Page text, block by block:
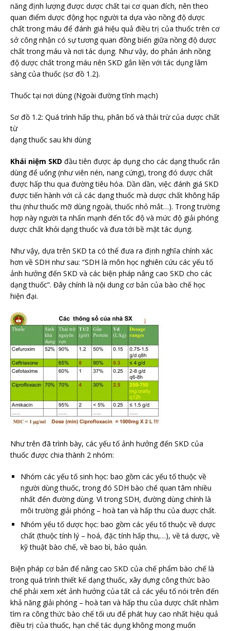
năng định lượng được dược chất tại cơ quan đích, nên theo
quan điểm dược động học người ta dựa vào nồng độ dược
chất trong máu để đánh giá hiệu quả điều trị của thuốc trên cơ
sở công nhận có sự tương quan đồng biến giữa nồng độ dược
chất trong máu và nơi tác dụng. Như vậy, do phản ánh nồng
độ dược chất trong máu nên SKD gắn liền với tác dụng lâm
sàng của thuốc (sơ đồ 1.2).
Thuốc tại nơi dùng (Ngoài đường tĩnh mạch)
Sơ đồ 1.2: Quá trình hấp thu, phân bố và thải trừ của dược chất
từ
dạng thuốc sau khi dùng
Khái niệm SKD đầu tiên được áp dụng cho các dạng thuốc rắn
dùng để uống (như viên nén, nang cứng), trong đó dược chất
được hấp thu qua đường tiêu hóa. Dần dần, việc đánh giá SKD
được tiến hành với cả các dạng thuốc mà dược chất không hấp
thu (như thuốc mỡ dùng ngoài, thuốc nhỏ mắt…). Trong trường
hợp này người ta nhấn mạnh đến tốc độ và mức độ giải phóng
dược chất khỏi dạng thuốc và đưa tới bề mặt tác dụng.
Như vậy, dựa trên SKD ta có thể đưa ra định nghĩa chính xác
hơn về SDH như sau: “SDH là môn học nghiên cứu các yếu tố
ảnh hưởng đến SKD và các biện pháp nâng cao SKD cho các
dạng thuốc”. Đây chính là nội dung cơ bản của bào chế học
hiện đại.
Như trên đã trình bày, các yếu tố ảnh hưởng đến SKD của
thuốc được chia thành 2 nhóm:
Nhóm các yếu tố sinh học: bao gồm các yếu tố thuộc về
người dùng thuốc, trong đó SDH bào chế quan tâm nhiều
nhất đến đường dùng. Vì trong SDH, đường dùng chính là
môi trường giải phóng – hoà tan và hấp thu của duợc chất.
Nhóm yếu tố dược học: bao gồm các yếu tố thuộc về dược
chất (thuộc tính lý – hoá, đặc tính hấp thu,…), về tá dược, về
kỹ thuật bào chế, về bao bì, bảo quản.
Biện pháp cơ bản để nâng cao SKD của chế phẩm bào chế là
trong quá trình thiết kế dạng thuốc, xây dựng công thức bào
chế phải xem xét ảnh hưởng của tất cả các yếu tố nói trên đến
khả năng giải phóng – hoà tan và hấp thu của dược chất nhằm
tìm ra công thức bào chế tối ưu để phát huy cao nhất hiệu quả
điều trị của thuốc, hạn chế tác dụng không mong muốn